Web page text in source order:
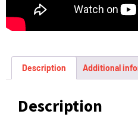
Description Additional
Description